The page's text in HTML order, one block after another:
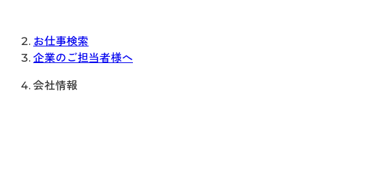
お仕事検索
企業のご担当者様へ
会社情報